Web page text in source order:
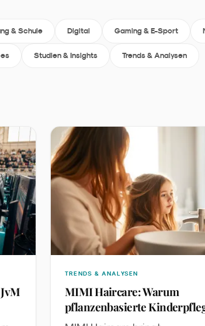
& Schule Digital Gaming & E-Sport
Studien & Insights Trends & Analysen
TRENDS & ANALYSEN
MIMI Haircare: Warum
pflanzenbasierte
Wachstumsfeld wird